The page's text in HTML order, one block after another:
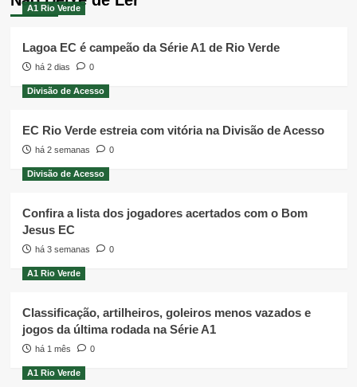
A1 Rio Verde
Lagoa EC é campeão da Série A1 de Rio Verde
há 2 dias 0
Divisão de Acesso
EC Rio Verde estreia com vitória na Divisão de Acesso
há 2 semanas 0
Divisão de Acesso
Confira a lista dos jogadores acertados com o Bom
Jesus EC
há 3 semanas 0
A1 Rio Verde
Classificação, artilheiros, goleiros menos vazados e
jogos da última rodada na Série A1
há 1 mês 0
A1 Rio Verde